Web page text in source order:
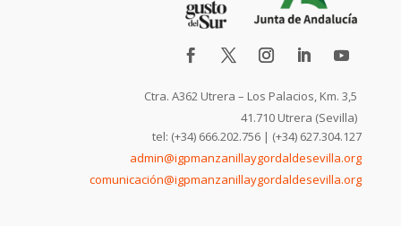
Ctra. A362 Utrera – Los Palacios, Km. 3,5
41.710 Utrera (Sevilla)
tel: (+34) 666.202.756 | (+34) 627.304.127
admin@igpmanzanillaygordaldesevilla.org
comunicación@igpmanzanillaygordaldesevilla.org